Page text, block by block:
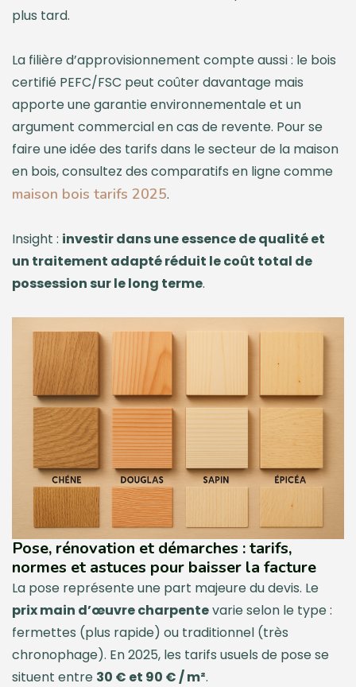
plus tard.
La filière d’approvisionnement compte aussi : le bois
certifié PEFC/FSC peut coûter davantage mais
apporte une garantie environnementale et un
argument commercial en cas de revente. Pour se
faire une idée des tarifs dans le secteur de la maison
en bois, consultez des comparatifs en ligne comme
maison bois tarifs 2025.
Insight : investir dans une essence de qualité et
un traitement adapté réduit le coût total de
possession sur le long terme.
Pose, rénovation et démarches : tarifs,
normes et astuces pour baisser la facture
La pose représente une part majeure du devis. Le
prix main d’œuvre charpentevarie selon le type :
fermettes (plus rapide) ou traditionnel (très
chronophage). En 2025, les tarifs usuels de pose se
situent entre 30 € et 90 € / m².